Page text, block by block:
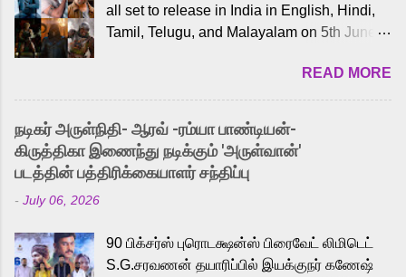
all set to release in India in English, Hindi,
Tamil, Telugu, and Malayalam on 5th June,
received a lot of love from cult He-Man fans
and offered audiences an exciting glimpse
into the world of Eternia, the recently
released Tamil trailer has also generated
strong excitement among Tamil audiences.
Adding to the growing buzz is the film’s
to the iconic superhero He-Man. Known for
memorable songs like “Behene De” from
READ MORE
நடிகர் அருள்நிதி- ஆரவ் -ரம்யா பாண்டியன்-
கிருத்திகா இணைந்து நடிக்கும் 'அருள்வான்'
படத்தின் பத்திரிக்கையாளர் சந்திப்பு
- July 06, 2026
90 பிக்சர்ஸ் புரொடக்ஷன்ஸ் பிரைவேட் லிமிடெட்
S.G.சரவணன் தயாரிப்பில் இயக்குநர் கணேஷ்